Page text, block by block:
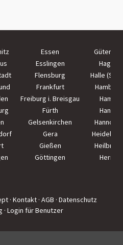
Essen
Esslingen
Hagen
Flensburg
Halle
Frankfurt
Hamburg
Freiburg i. Breisgau
Hamm
Fürth
Hanau
Gelsenkirchen
Hannover
Gera
Gießen
Heilbronn
Göttingen Herne
· Kontakt · AGB · Datenschutz
· Login für Benutzer